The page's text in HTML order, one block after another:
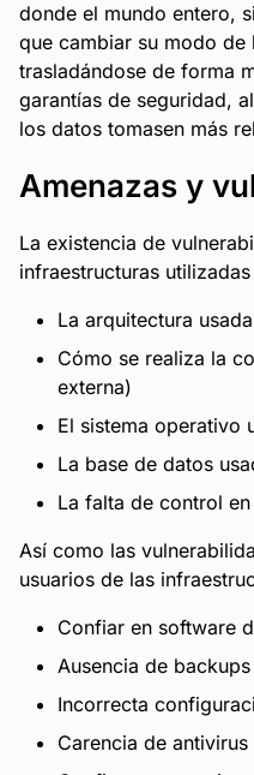
donde el mundo entero,
que cambiar su modo de
trasladándose de forma
garantías de seguridad,
los datos tomasen más
Amenazas y
La existencia de
infraestructuras
La arquitectura usada
Cómo se realiza la
externa)
El sistema operativo
La base de datos
La falta de control
Así como las
usuarios de las
Confiar en software
Ausencia de
Incorrecta
Carencia de antivirus